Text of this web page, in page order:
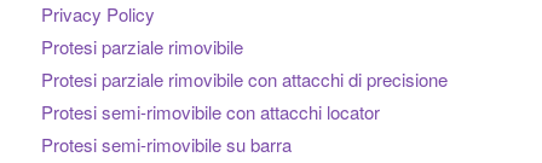
Privacy Policy
Protesi parziale rimovibile
Protesi parziale rimovibile con attacchi di precisione
Protesi semi-rimovibile con attacchi locator
Protesi semi-rimovibile su barra